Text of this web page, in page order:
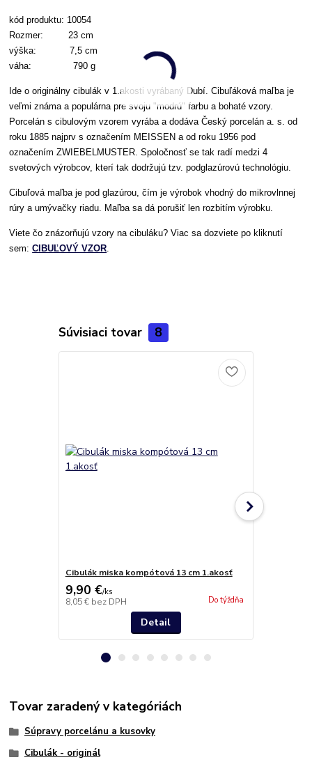
kód produktu: 10054
Rozmer: 23 cm
výška: 7,5 cm
váha: 790 g
Ide o originálny cibulák v 1.akosti vyrábaný Dubí. Cibuľáková maľba je
veľmi známa a populárna pre svoju "modrú" farbu a bohaté vzory.
Porcelán s cibulovým vzorem vyrába a dodáva Český porcelán a. s. od
roku 1885 najprv s označením MEISSEN a od roku 1956 pod
označením ZWIEBELMUSTER. Spoločnosť se tak radí medzi 4
svetových výrobcov, kterí tak dodržujú tzv. podglazúrovú technológiu.
Cibuľová maľba je pod glazúrou, čím je výrobok vhodný do mikrovlnnej
rúry a umývačky riadu. Maľba sa dá porušiť len rozbitím výrobku.
Viete čo znázorňujú vzory na cibuláku? Viac sa dozviete po kliknutí
sem:CIBUĽOVÝ VZOR.
Súvisiaci tovar 8
Cibulák miska kompótová 13 cm 1.akosť
9,90 €/ks
8,05 € bez DPH Do týždňa
Detail
Tovar zaradený v kategóriách
Súpravy porcelánu a kusovky
Cibulák - originál